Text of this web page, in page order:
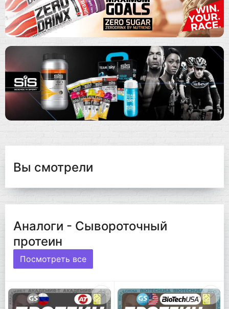
Вы смотрели
Аналоги - Сывороточный
протеин
Посмотреть все